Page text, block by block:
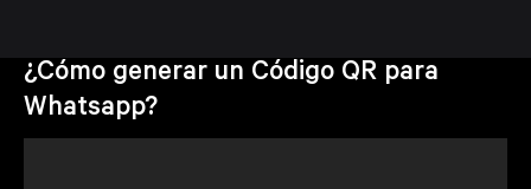
¿Cómo generar un Código QR para
Whatsapp?